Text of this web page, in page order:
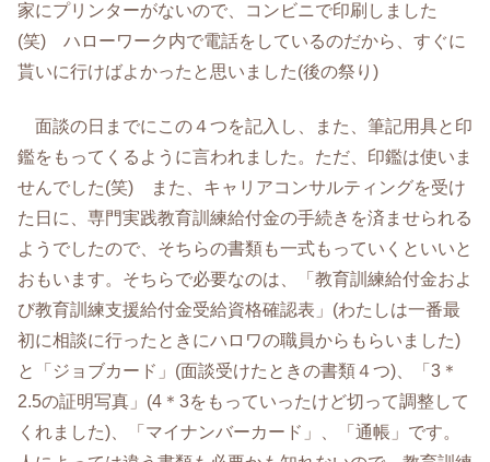
家にプリンターがないので、コンビニで印刷しました
(笑) ハローワーク内で電話をしているのだから、すぐに
貰いに行けばよかったと思いました(後の祭り)
面談の日までにこの４つを記入し、また、筆記用具と印
鑑をもってくるように言われました。ただ、印鑑は使いま
せんでした(笑) また、キャリアコンサルティングを受け
た日に、専門実践教育訓練給付金の手続きを済ませられる
ようでしたので、そちらの書類も一式もっていくといいと
おもいます。そちらで必要なのは、「教育訓練給付金およ
び教育訓練支援給付金受給資格確認表」(わたしは一番最
初に相談に行ったときにハロワの職員からもらいました)
と「ジョブカード」(面談受けたときの書類４つ)、「3＊
2.5の証明写真」(4＊3をもっていったけど切って調整して
くれました)、「マイナンバーカード」、「通帳」です。